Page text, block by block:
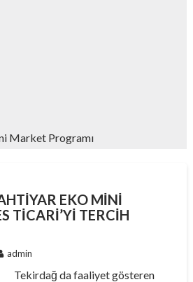
Market Programı
EKO MINI
TICARI’YI TERCIH
admin
Tekirdağ da faaliyet gösteren